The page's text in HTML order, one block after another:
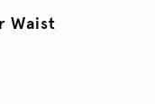
Waist